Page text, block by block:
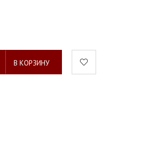
В КОРЗИНУ